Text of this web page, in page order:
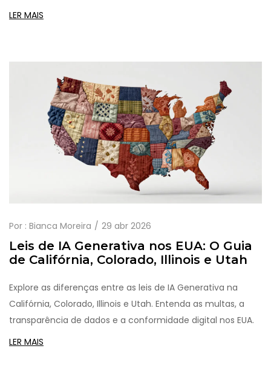
LER MAIS
Por : Bianca Moreira 29 abr 2026
Leis de IA Generativa nos EUA: O Guia
de Califórnia, Colorado, Illinois e Utah
Explore as diferenças entre as leis de IA Generativa na
Califórnia, Colorado, Illinois e Utah. Entenda as multas, a
transparência de dados e a conformidade digital nos EUA.
LER MAIS